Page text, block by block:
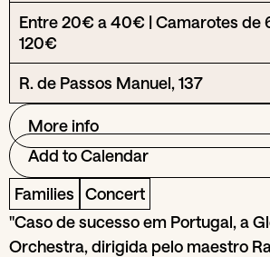
Entre 20€ a 40€ | Camarotes de
120€
R. de Passos Manuel, 137
More info
Add to Calendar
Families Concert
"Caso de sucesso em Portugal, a
Orchestra, dirigida pelo maestro